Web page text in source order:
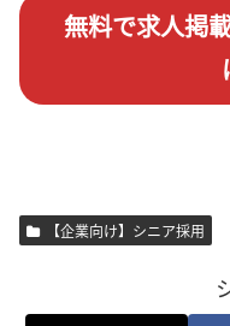
無料で求人掲
【企業向け】シニア採用